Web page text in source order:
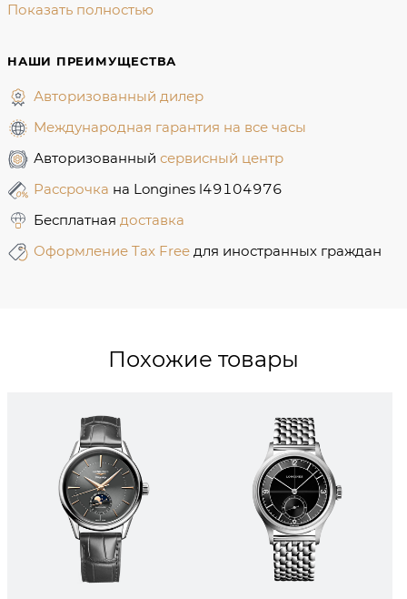
Показать полностью
НАШИ ПРЕИМУЩЕСТВА
Авторизованный дилер
Международная гарантия на все часы
Авторизованный сервисный центр
Рассрочка на Longines l49104976
Бесплатная доставка
Оформление Tax Free для иностранных граждан
Похожие товары